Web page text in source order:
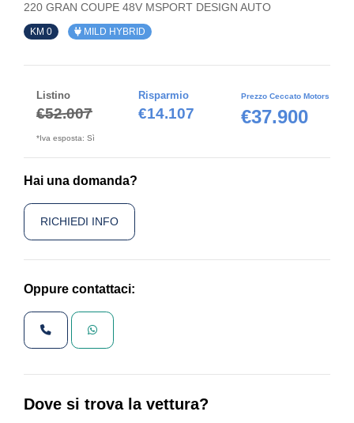
220 GRAN COUPE 48V MSPORT DESIGN AUTO
KM 0 MILD HYBRID
Listino
€52.007
Risparmio
€14.107
Prezzo Ceccato Motors
€37.900
*Iva esposta: Sì
Hai una domanda?
RICHIEDI INFO
Oppure contattaci:
Dove si trova la vettura?